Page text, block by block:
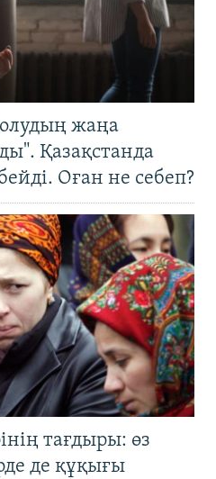
жаңа
Қазақстанда
Оған не себеп?
тағдыры: өз
де құқығы